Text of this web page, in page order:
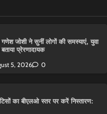
जोशी ने सुनीं लोगों की समस्याएं, युवा
प्रेरणादायक
5, 2026 0
का बीएलओ स्तर पर करें निस्तारण: